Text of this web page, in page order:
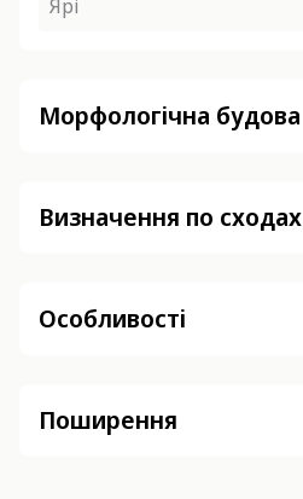
Ярі
Морфологічна будова
Визначення по сходах
Особливості
Поширення